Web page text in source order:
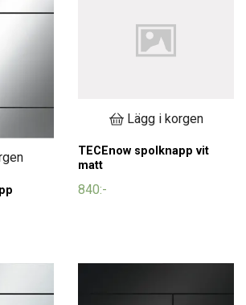
Lägg i korgen
TECEnow spolknapp vit
matt
840:-